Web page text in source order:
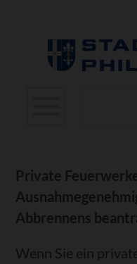
Private
Abbrennens
Wenn Sie ein